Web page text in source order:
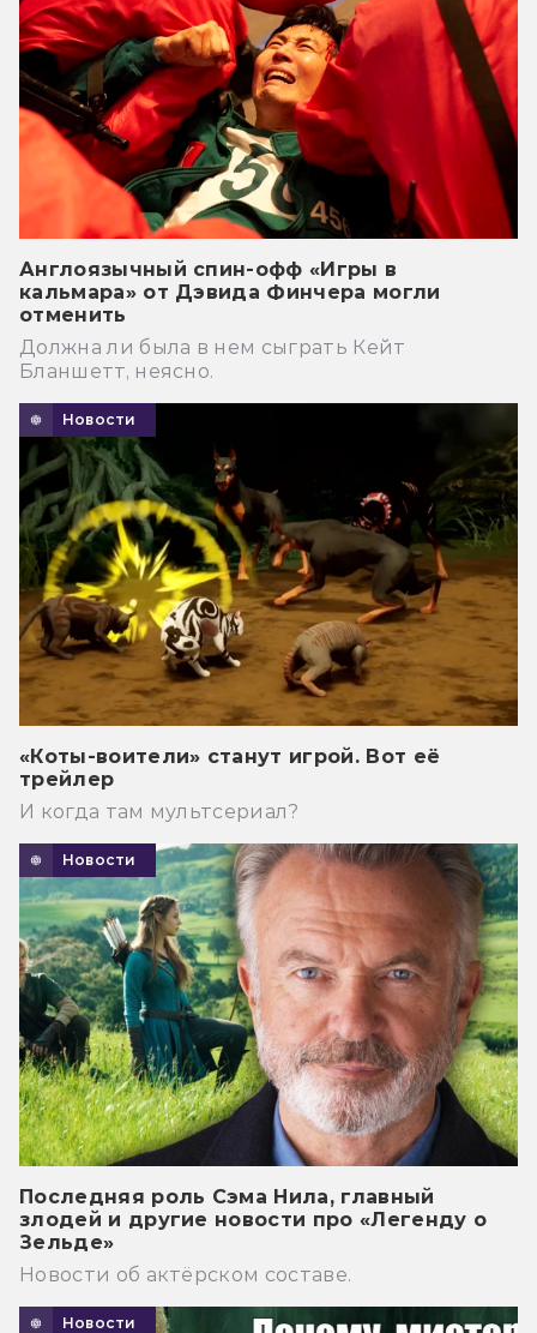
Англоязычный спин-офф «Игры в
кальмара» от Дэвида Финчера могли
отменить
Должна ли была в нем сыграть Кейт
Бланшетт, неясно.
Новости
«Коты-воители» станут игрой. Вот её
трейлер
И когда там мультсериал?
Новости
Последняя роль Сэма Нила, главный
злодей и другие новости про «Легенду о
Зельде»
Новости об актёрском составе.
Новости